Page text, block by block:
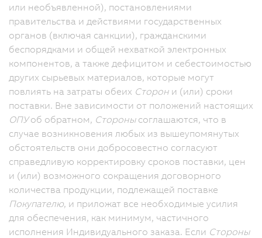
или необъявленной), постановлениями
правительства и действиями государственных
органов (включая санкции), гражданскими
беспорядками и общей нехваткой электронных
компонентов, а также дефицитом и себестоимостью
других сырьевых материалов, которые могут
повлиять на затраты обеих Сторон и (или) сроки
поставки. Вне зависимости от положений настоящих
ОПУоб обратном, Сторонысоглашаются, что в
случае возникновения любых из вышеупомянутых
обстоятельств они добросовестно согласуют
справедливую корректировку сроков поставки, цен
и (или) возможного сокращения договорного
количества продукции, подлежащей поставке
Покупателю, и приложат все необходимые усилия
для обеспечения, как минимум, частичного
исполнения Индивидуального заказа. Если Стороны